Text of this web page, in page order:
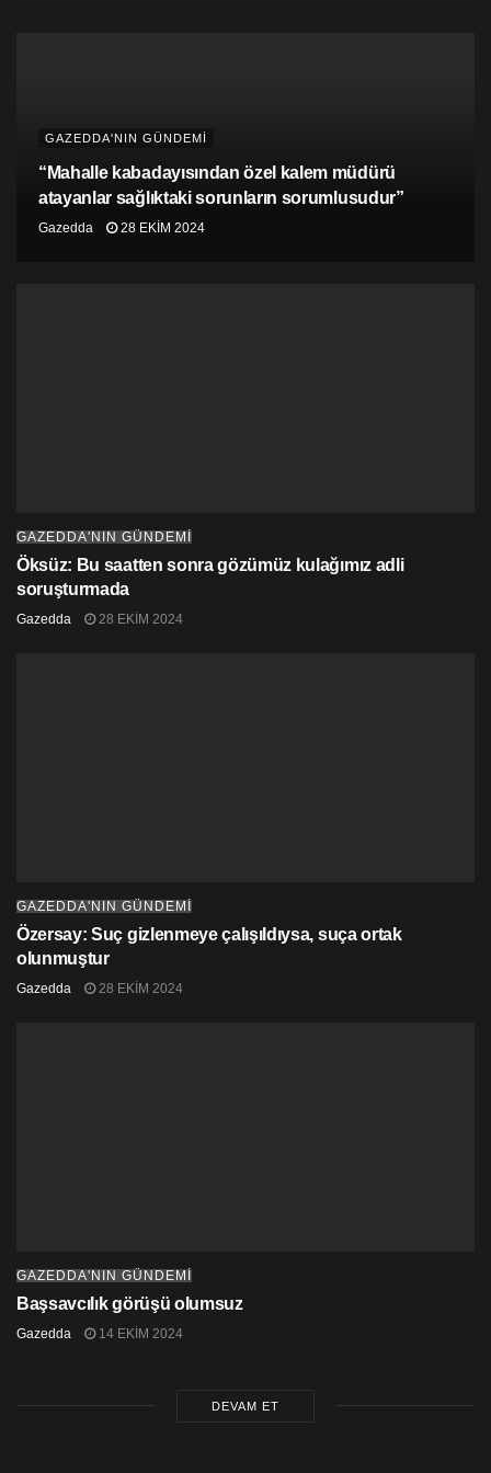
GAZEDDA'NIN GÜNDEMİ
“Mahalle kabadayısından özel kalem müdürü
atayanlar sağlıktaki sorunların sorumlusudur”
Gazedda 28 EKIM 2024
GAZEDDA'NIN GÜNDEMİ
Öksüz: Bu saatten sonra gözümüz kulağımız adli
soruşturmada
Gazedda 28 EKIM 2024
GAZEDDA'NIN GÜNDEMİ
Özersay: Suç gizlenmeye çalışıldıysa, suça ortak
olunmuştur
Gazedda 28 EKIM 2024
GAZEDDA'NIN GÜNDEMİ
Başsavcılık görüşü olumsuz
Gazedda 14 EKIM 2024
DEVAM ET